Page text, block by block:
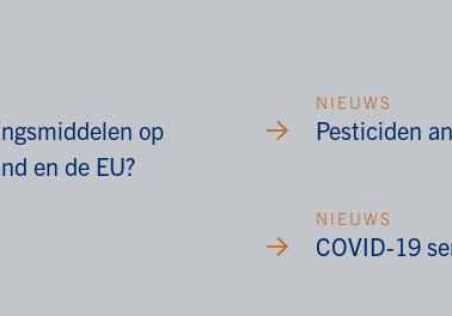
op
en de EU?
NIEUWS
Pesticiden
NIEUWS
COVID-19